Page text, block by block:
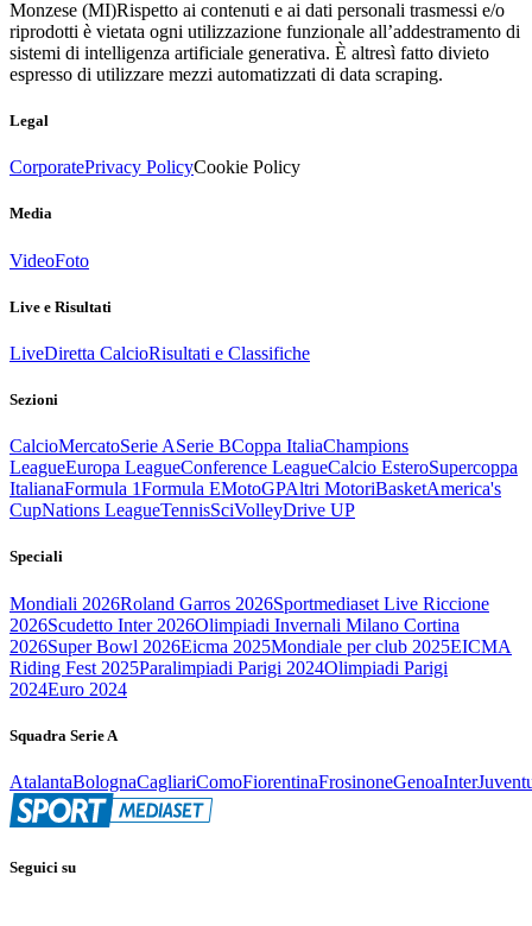
Monzese (MI)Rispetto ai contenuti e ai dati personali trasmessi e/o
riprodotti è vietata ogni utilizzazione funzionale all’addestramento di
sistemi di intelligenza artificiale generativa. È altresì fatto divieto
espresso di utilizzare mezzi automatizzati di data scraping.
Legal
CorporatePrivacy PolicyCookie Policy
Media
VideoFoto
Live e Risultati
LiveDiretta CalcioRisultati e Classifiche
Sezioni
CalcioMercatoSerie ASerie BCoppa ItaliaChampions
LeagueEuropa LeagueConference LeagueCalcio EsteroSupercoppa
ItalianaFormula 1Formula EMotoGPAltri MotoriBasketAmerica's
CupNations LeagueTennisSciVolleyDrive UP
Speciali
Mondiali 2026Roland Garros 2026Sportmediaset Live Riccione
2026Scudetto Inter 2026Olimpiadi Invernali Milano Cortina
2026Super Bowl 2026Eicma 2025Mondiale per club 2025EICMA
Riding Fest 2025Paralimpiadi Parigi 2024Olimpiadi Parigi
2024Euro 2024
Squadra Serie A
AtalantaBolognaCagliariComoFiorentinaFrosinoneGenoaInter
Seguici su